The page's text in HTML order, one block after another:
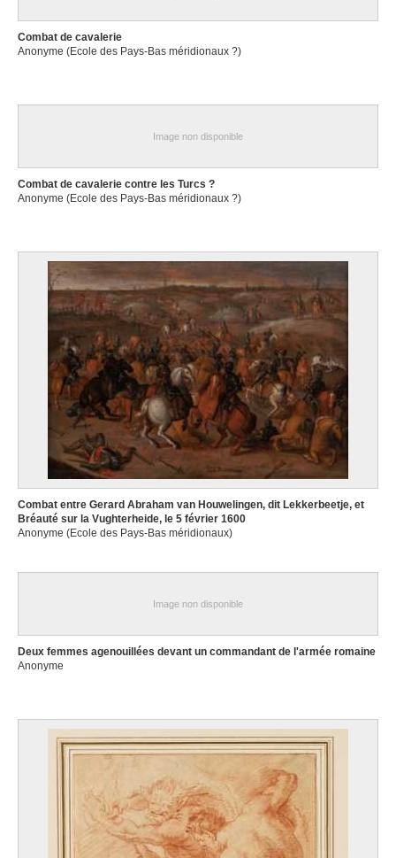
Combat de cavalerie
Anonyme (Ecole des Pays-Bas méridionaux ?)
Image non disponible
Combat de cavalerie contre les Turcs ?
Anonyme (Ecole des Pays-Bas méridionaux ?)
Combat entre Gerard Abraham van Houwelingen, dit Lekkerbeetje, et
Bréauté sur la Vughterheide, le 5 février 1600
Anonyme (Ecole des Pays-Bas méridionaux)
Image non disponible
Deux femmes agenouillées devant un commandant de l'armée romaine
Anonyme